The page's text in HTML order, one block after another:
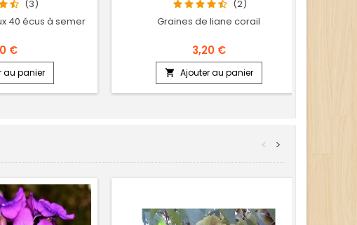
(3)
40 écus à semer
€
au panier
(2)
Graines de liane corail
3,20 €
 Ajouter au panier
>
<